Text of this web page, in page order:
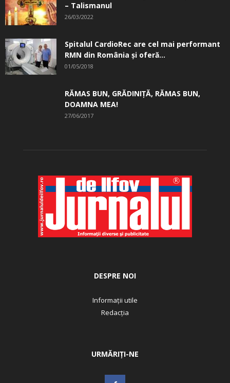
– Talismanul
26/03/2022
Spitalul CardioRec are cel mai performant
RMN din România și oferă...
01/05/2018
RĂMAS BUN, GRĂDINIŢĂ, ­RĂMAS BUN,
DOAMNA MEA!
27/06/2017
DESPRE NOI
Informații utile
Redacția
URMĂRIȚI-NE